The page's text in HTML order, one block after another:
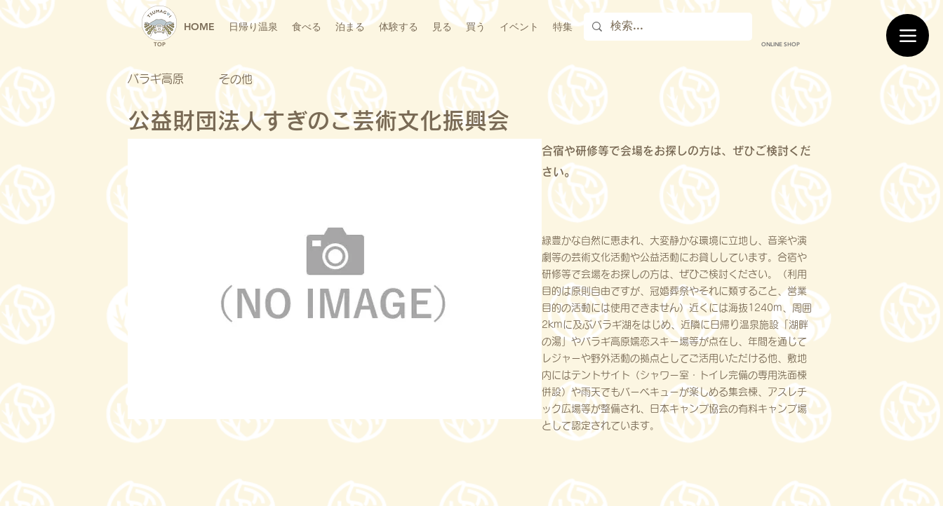
HOME 日帰り温泉 食べる 泊まる 体験する 見る 買う イベント 特集
TOP ONLINE SHOP
バラギ高原 その他
公益財団法人すぎのこ芸術文化振興会
合宿や研修等で会場をお探しの方は、ぜひご検討くだ
さい。
緑豊かな自然に恵まれ、大変静かな環境に立地し、音楽や演
劇等の芸術文化活動や公益活動にお貸ししています。合宿や
研修等で会場をお探しの方は、ぜひご検討ください。（利用
目的は原則自由ですが、冠婚葬祭やそれに類すること、営業
目的の活動には使用できません）近くには海抜1240m、周囲
2kmに及ぶバラギ湖をはじめ、近隣に日帰り温泉施設「湖畔
の湯」やバラギ高原嬬恋スキー場等が点在し、年間を通じて
レジャーや野外活動の拠点としてご活用いただける他、敷地
内にはテントサイト（シャワー室・トイレ完備の専用洗面棟
併設）や雨天でもバーベキューが楽しめる集会棟、アスレチ
ック広場等が整備され、日本キャンプ協会の有料キャンプ場
として認定されています。